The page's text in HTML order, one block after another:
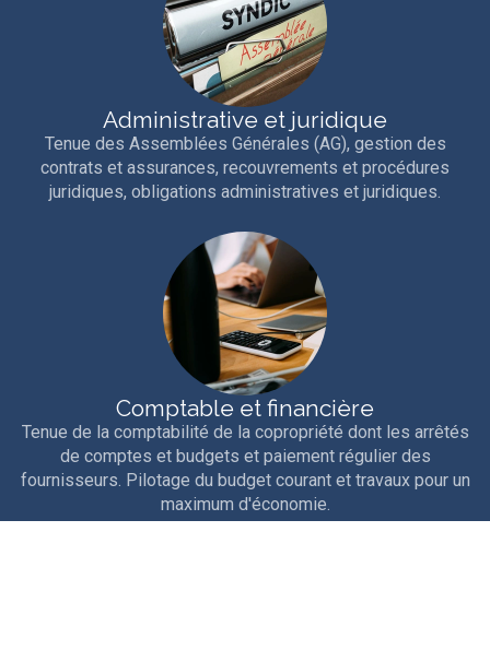
Administrative et juridique
Tenue des Assemblées Générales (AG), gestion des
contrats et assurances, recouvrements et procédures
juridiques, obligations administratives et juridiques.
Comptable et financière
Tenue de la comptabilité de la copropriété dont les arrêtés
de comptes et budgets et paiement régulier des
fournisseurs. Pilotage du budget courant et travaux pour un
maximum d'économie.